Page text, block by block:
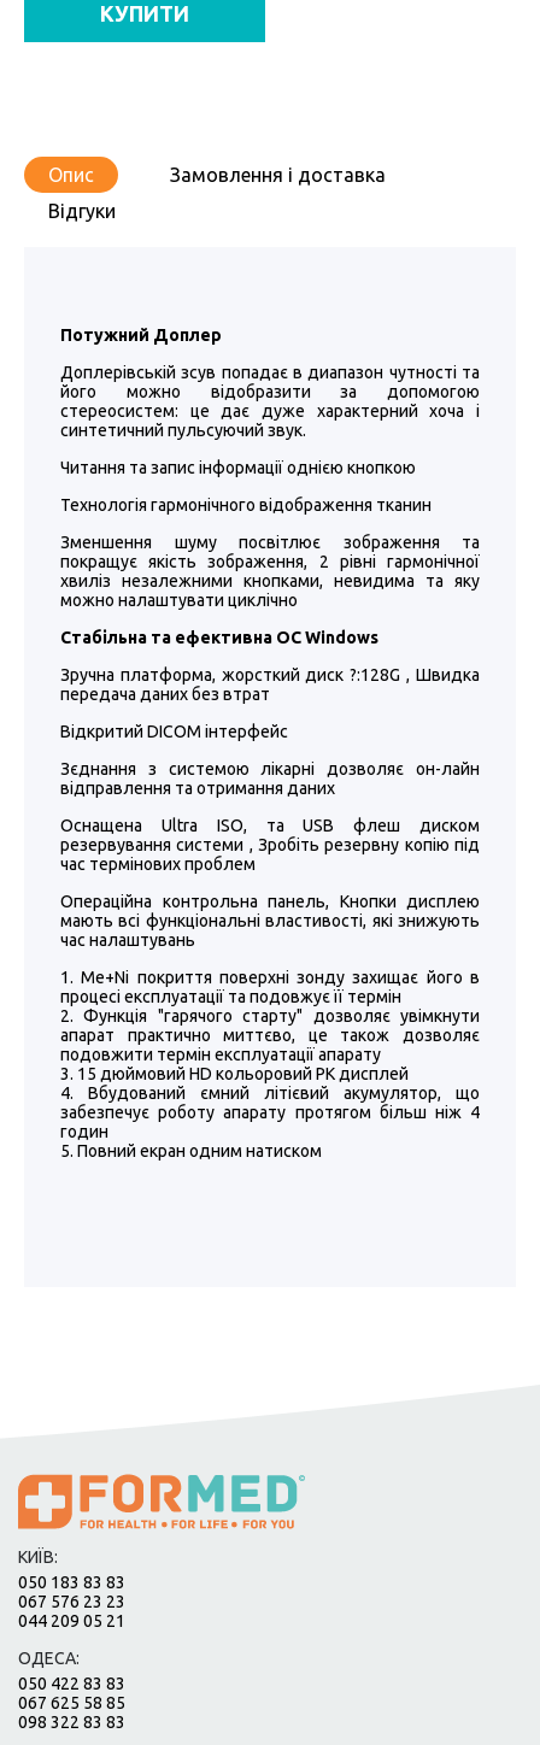
КУПИТИ
Опис
Замовлення і доставка
Відгуки
Потужний Доплер
Доплерівській зсув попадає в диапазон чутності та
його можно відобразити за допомогою
стереосистем: це дає дуже характерний хоча і
синтетичний пульсуючий звук.
Читання та запис інформації однією кнопкою
Технологія гармонічного відображення тканин
Зменшення шуму посвітлює зображення та
покращує якість зображення, 2 рівні гармонічної
хвиліз незалежними кнопками, невидима та яку
можно налаштувати циклічно
Стабільна та ефективна ОС Windows
Зручна платформа, жорсткий диск ?:128G , Швидка
передача даних без втрат
Відкритий DICOM інтерфейс
Зєднання з системою лікарні дозволяє он-лайн
відправлення та отримання даних
Оснащена Ultra ISO, та USB флеш диском
резервування системи , Зробіть резервну копію під
час термінових проблем
Операційна контрольна панель, Кнопки дисплею
мають всі функціональні властивості, які знижують
час налаштувань
Me+Ni покриття поверхні зонду захищає його в
процесі експлуатації та подовжує її термін
Функція "гарячого старту" дозволяє увімкнути
апарат практично миттєво, це також дозволяє
подовжити термін експлуатації апарату
15 дюймовий HD кольоровий РК дисплей
Вбудований ємний літієвий акумулятор, що
забезпечує роботу апарату протягом більш ніж 4
годин
Повний екран одним натиском
КИЇВ:
050 183 83 83
067 576 23 23
044 209 05 21
ОДЕСА:
050 422 83 83
067 625 58 85
098 322 83 83